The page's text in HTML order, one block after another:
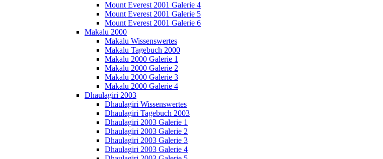
Mount Everest 2001 Galerie 4
Mount Everest 2001 Galerie 5
Mount Everest 2001 Galerie 6
Makalu 2000
Makalu Wissenswertes
Makalu Tagebuch 2000
Makalu 2000 Galerie 1
Makalu 2000 Galerie 2
Makalu 2000 Galerie 3
Makalu 2000 Galerie 4
Dhaulagiri 2003
Dhaulagiri Wissenswertes
Dhaulagiri Tagebuch 2003
Dhaulagiri 2003 Galerie 1
Dhaulagiri 2003 Galerie 2
Dhaulagiri 2003 Galerie 3
Dhaulagiri 2003 Galerie 4